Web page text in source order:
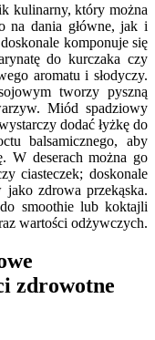
kulinarny, który można
na dania główne, jak i
komponuje się
do kurczaka czy
aromatu i słodyczy.
tworzy pyszną
Miód spadziowy
dodać łyżkę do
balsamicznego, aby
W deserach można go
ciasteczek; doskonale
zdrowa przekąska.
smoothie lub koktajli
wartości odżywczych.
zdrowotne